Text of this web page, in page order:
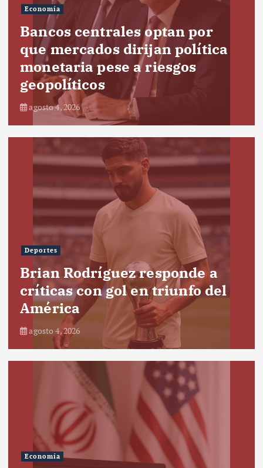
Economía
Bancos centrales optan por
que mercados dirijan política
monetaria pese a riesgos
geopolíticos
agosto 4, 2026
Deportes
Brian Rodríguez responde a
críticas con gol en triunfo del
América
agosto 4, 2026
Economía